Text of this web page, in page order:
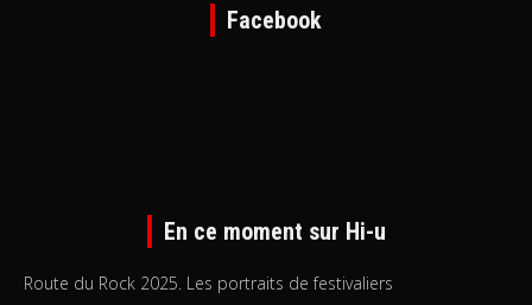
Facebook
En ce moment sur Hi-u
Route du Rock 2025. Les portraits de festivaliers